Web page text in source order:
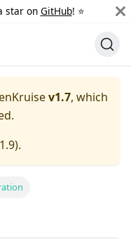
star on GitHub! ⭐️
v1.7, which
).